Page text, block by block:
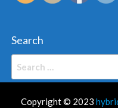
Search
Copyright © 2023